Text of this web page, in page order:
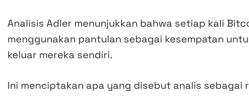
Analisis Adler menunjukkan bahwa setiap kali
menggunakan pantulan sebagai kesempatan
keluar mereka sendiri.
Ini menciptakan apa yang disebut analis sebagai